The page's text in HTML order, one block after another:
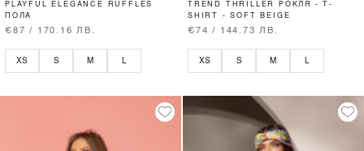
PLAYFUL ELEGANCE RUFFLES
ПОЛА
€87 / 170.16 ЛВ.
XS S M L
TREND THRILLER РОКЛЯ - T-
SHIRT - SOFT BEIGE
€74 / 144.73 ЛВ.
XS S M L